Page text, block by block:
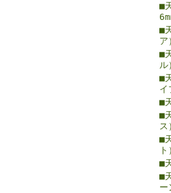
■
■
ア）
■
ル）
■
イ
■
■
ス）
■
ト）
■
■
ー